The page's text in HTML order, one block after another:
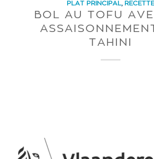
PLAT PRINCIPAL, RECETTE
BOL AU TOFU
TAHINI